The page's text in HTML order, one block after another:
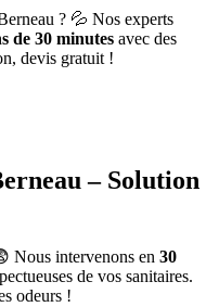
? 💦 Nos experts
de 30 minutes avec des
devis gratuit !
– Solution
Nous intervenons en 30
de vos sanitaires.
odeurs !